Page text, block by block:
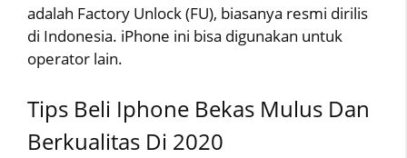
adalah Factory Unlock (FU), biasanya resmi dirilis
di Indonesia. iPhone ini bisa digunakan untuk
operator lain.
Tips Beli Iphone Bekas Mulus Dan
Berkualitas Di 2020